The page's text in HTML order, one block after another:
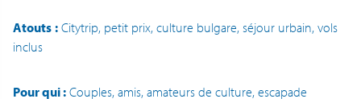
Atouts : Citytrip, petit prix, culture bulgare, séjour urbain, vols
inclus
Pour qui : Couples, amis, amateurs de culture, escapade